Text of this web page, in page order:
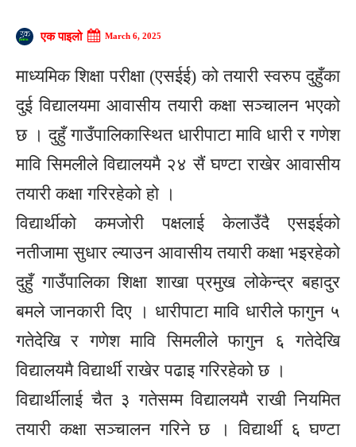
एक पाइलो March 6, 2025
माध्यमिक शिक्षा परीक्षा (एसईई) को तयारी स्वरुप दुहुँका
दुई विद्यालयमा आवासीय तयारी कक्षा सञ्चालन भएको
छ । दुहुँ गाउँपालिकास्थित धारीपाटा मावि धारी र गणेश
मावि सिमलीले विद्यालयमै २४ सैं घण्टा राखेर आवासीय
तयारी कक्षा गरिरहेको हो ।
विद्यार्थीको कमजोरी पक्षलाई केलाउँदै एसइईको
नतीजामा सुधार ल्याउन आवासीय तयारी कक्षा भइरहेको
दुहुँ गाउँपालिका शिक्षा शाखा प्रमुख लोकेन्द्र बहादुर
बमले जानकारी दिए । धारीपाटा मावि धारीले फागुन ५
गतेदेखि र गणेश मावि सिमलीले फागुन ६ गतेदेखि
विद्यालयमै विद्यार्थी राखेर पढाइ गरिरहेको छ ।
विद्यार्थीलाई चैत ३ गतेसम्म विद्यालयमै राखी नियमित
तयारी कक्षा सञ्चालन गरिने छ । विद्यार्थी ६ घण्टा